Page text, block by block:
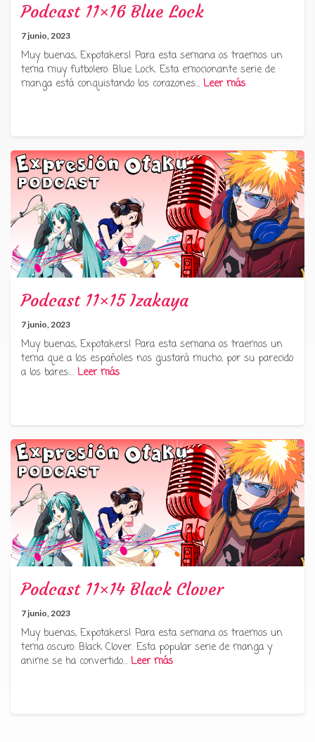
Podcast 11×16 Blue Lock
7 junio, 2023
Muy buenas, Expotakers! Para esta semana os traemos un
tema muy futbolero: Blue Lock. Esta emocionante serie de
manga está conquistando los corazones… Leer más
Podcast 11×15 Izakaya
7 junio, 2023
Muy buenas, Expotakers! Para esta semana os traemos un
tema que a los españoles nos gustará mucho, por su parecido
a los bares:… Leer más
Podcast 11×14 Black Clover
7 junio, 2023
Muy buenas, Expotakers! Para esta semana os traemos un
tema oscuro: Black Clover. Esta popular serie de manga y
anime se ha convertido… Leer más